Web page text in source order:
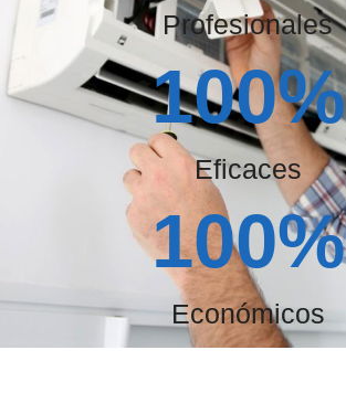
Profesionales
Eficaces
100%
Económicos
100%